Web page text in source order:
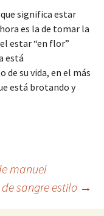
significa estar
es la de tomar la
estar “en flor”
está
su vida, en el más
está brotando y
manuel
sangre estilo →